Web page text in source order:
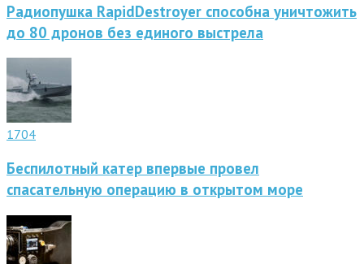
Радиопушка RapidDestroyer способна уничтожить
до 80 дронов без единого выстрела
1704
Беспилотный катер впервые провел
спасательную операцию в открытом море